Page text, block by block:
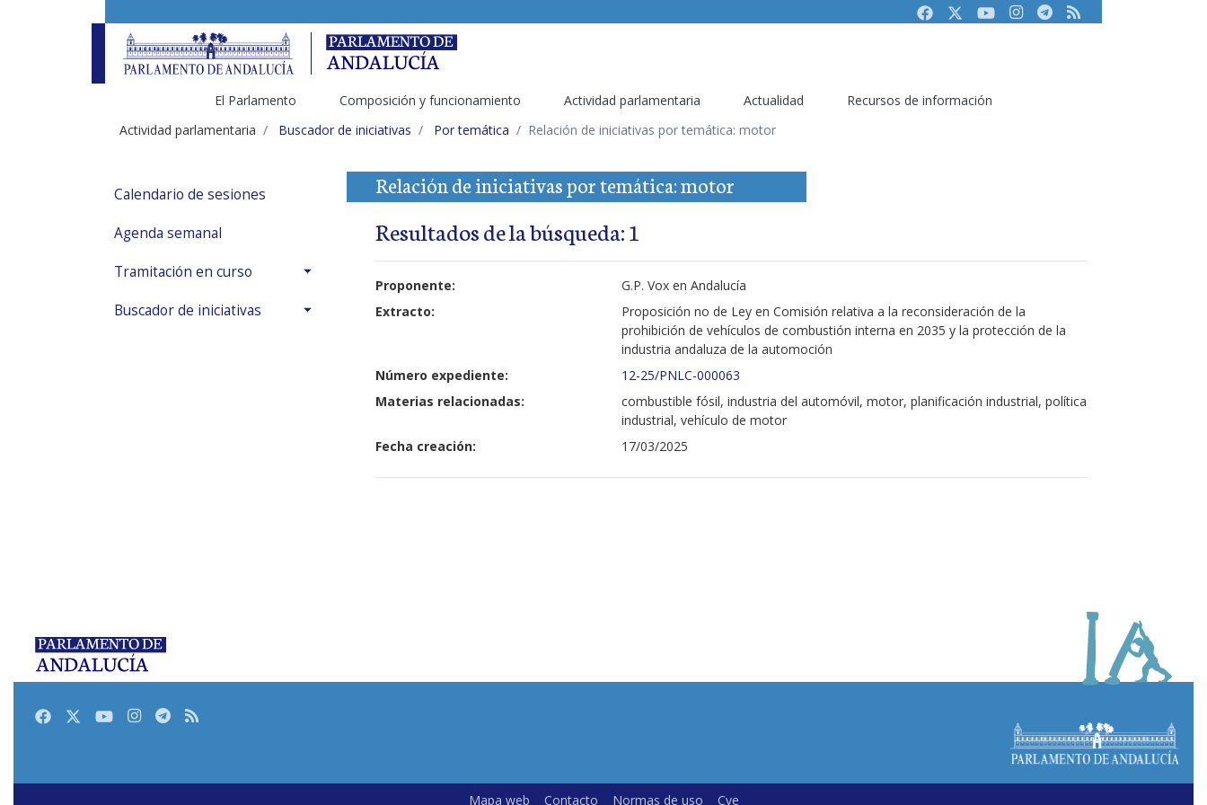
FacebookTwitterYoutubeInstagram
Telegram
RSS
El Parlamento Composición y funcionamiento Actividad parlamentaria Actualidad
Recursos de información
Actividad parlamentaria
Buscador de iniciativas Por temática Relación de iniciativas por temática: motor
Calendario de sesiones
Agenda semanal
Tramitación en curso
Buscador de iniciativas
Relación de iniciativas por temática: motor
Resultados de la búsqueda: 1
Proponente:
G.P. Vox en Andalucía
Extracto:
Proposición no de Ley en Comisión relativa a la reconsideración de la
prohibición de vehículos de combustión interna en 2035 y la protección de la
industria andaluza de la automoción
Número expediente:
12-25/PNLC-000063
Materias relacionadas:
combustible fósil, industria del automóvil, motor, planificación industrial, política
industrial, vehículo de motor
Fecha creación:
17/03/2025
FacebookTwitterYoutubeInstagram
Telegram
RSS
Mapa web Contacto Normas de uso Cve